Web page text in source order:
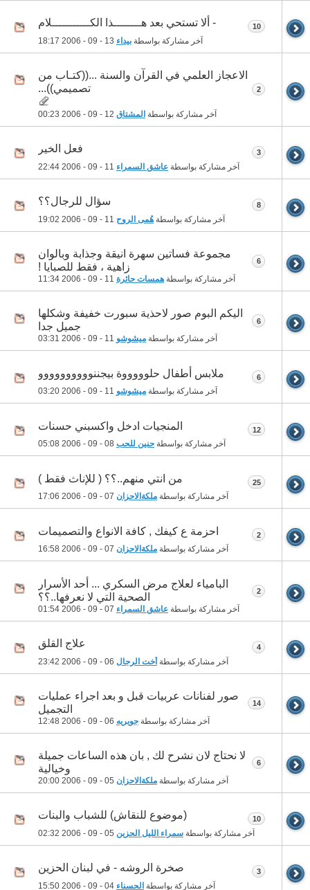
- ألا تستحي بعد هــــــــذا الكـــــــــــلام
آخر مشاركة بواسطة بيداء 18:17
10
الاعجاز العلمي في القرآن والسنة ...((كتـاب من
تصميمي))...
آخر مشاركة بواسطة المشتاق 00:23
2
فعل الخير
آخر مشاركة بواسطة عاشق السمراء 22:44
3
سؤال للرجال؟؟
آخر مشاركة بواسطة هُمى الروح 19:02
8
مجموعة فساتين سهرة انيقة وجذابة وبالوان
زاهية ، فقط للصبايا !
آخر مشاركة بواسطة همسات حائرة 11:34
6
اليكم البوم صور لاحذية سبورت خفيفة وشكلها
جميل جدا
آخر مشاركة بواسطة ميشوشو 03:31
6
ملابس أطفال حلوووووة بيجننوووووووووو
آخر مشاركة بواسطة ميشوشو 03:20
6
المنجيات ادخل واكسبني حسنات
آخر مشاركة بواسطة حنين للحب 05:08
12
من انتي منهم..؟؟ ( للإناث فقط )
آخر مشاركة بواسطة ملكةالاحزان 17:06
25
احزمة ع كيفك , كافة الانواع والتصميمات
آخر مشاركة بواسطة ملكةالاحزان 16:58
2
البامياء لعلاج مرض السكري ... أحد الأسرار
الصحية التي لا نعرفها..؟؟
آخر مشاركة بواسطة عاشق السمراء 01:54
2
علاج القلق
آخر مشاركة بواسطة أخت الرجال 23:42
4
صور لفنانات عربيات قبل و بعد اجراء عمليات
التجميل
آخر مشاركة بواسطة جويريه 12:48
14
لا نحتاج لان نشرح لك , بان هذه الساعات جميلة
وخيالية
آخر مشاركة بواسطة ملكةالاحزان 20:00
6
(موضوع للنقاش) للشباب والبنات
آخر مشاركة بواسطة سمراء الليل الحزين 02:32
10
صخرة الروشه - في لبنان الحزين
آخر مشاركة بواسطة الحسناء 15:50
3